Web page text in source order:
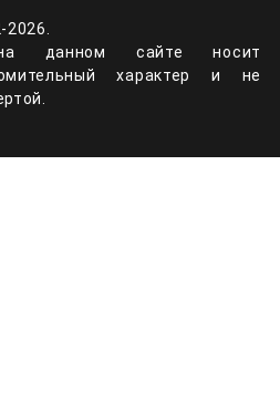
данном сайте носит
характер и не